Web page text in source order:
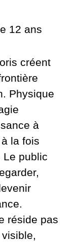
12 ans
créent
Physique
à
la fois
Le public
réside pas